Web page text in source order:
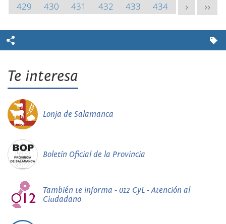
429
430 431 432 433 434 > >>
Te interesa
Lonja de Salamanca
Boletín Oficial de la Provincia
También te informa - 012 CyL - Atención al
Ciudadano